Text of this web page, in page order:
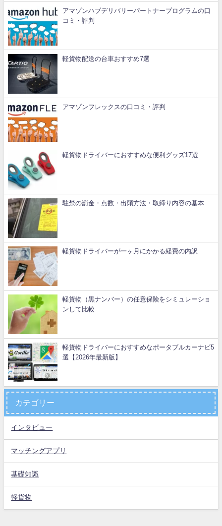
アマゾンハブデリバリーパートナープログラムの口
コミ・評判
軽貨物配送の台車おすすめ7選
アマゾンフレックスの口コミ・評判
軽貨物ドライバーにおすすめな便利グッズ17選
駐禁の罰金・点数・出頭方法・取締り内容の基本
軽貨物ドライバーが一ヶ月にかかる経費の内訳
軽貨物（黒ナンバー）の任意保険をシミュレーショ
ンして比較
軽貨物ドライバーにおすすめなポータブルカーナビ5
選【2026年最新版】
カテゴリー
インタビュー
マッチングアプリ
基礎知識
軽貨物